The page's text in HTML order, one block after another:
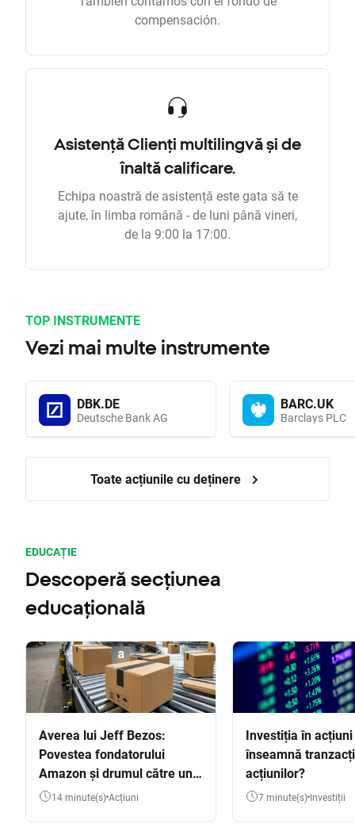
compensación.
Asistență Clienți multilingvă și de
înaltă calificare.
Echipa noastră de asistență este gata să te
ajute, în limba română - de luni până vineri,
de la 9:00 la 17:00.
TOP INSTRUMENTE
Vezi mai multe instrumente
DBK.DE
Deutsche Bank AG
BARC.UK
Barclays PLC
Toate acțiunile cu deținere
EDUCAȚIE
Descoperă secțiunea
educațională
Averea lui Jeff Bezos:
Povestea fondatorului
Amazon și drumul către una
dintre cele mai mari averi
14 minute(s) Acțiuni
Investiția în
înseamnă
acțiunilor?
7 minute(s) Investiții